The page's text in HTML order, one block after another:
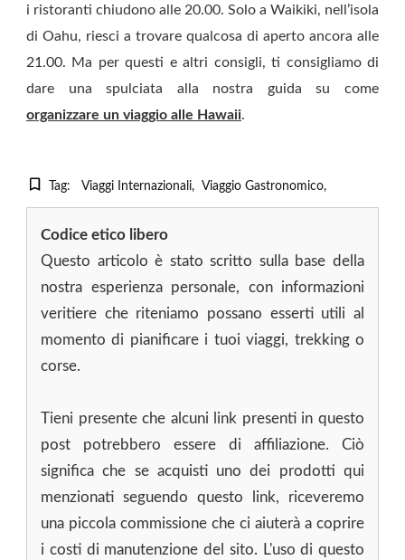
i ristoranti chiudono alle 20.00. Solo a Waikiki, nell’isola
di Oahu, riesci a trovare qualcosa di aperto ancora alle
21.00. Ma per questi e altri consigli, ti consigliamo di
dare una spulciata alla nostra guida su come
organizzare un viaggio alle Hawaii.
Tag: Viaggi Internazionali Viaggio Gastronomico
Codice etico libero
Questo articolo è stato scritto sulla base della
nostra esperienza personale, con informazioni
veritiere che riteniamo possano esserti utili al
momento di pianificare i tuoi viaggi, trekking o
corse.
Tieni presente che alcuni link presenti in questo
post potrebbero essere di affiliazione. Ciò
significa che se acquisti uno dei prodotti qui
menzionati seguendo questo link, riceveremo
una piccola commissione che ci aiuterà a coprire
i costi di manutenzione del sito. L'uso di questo